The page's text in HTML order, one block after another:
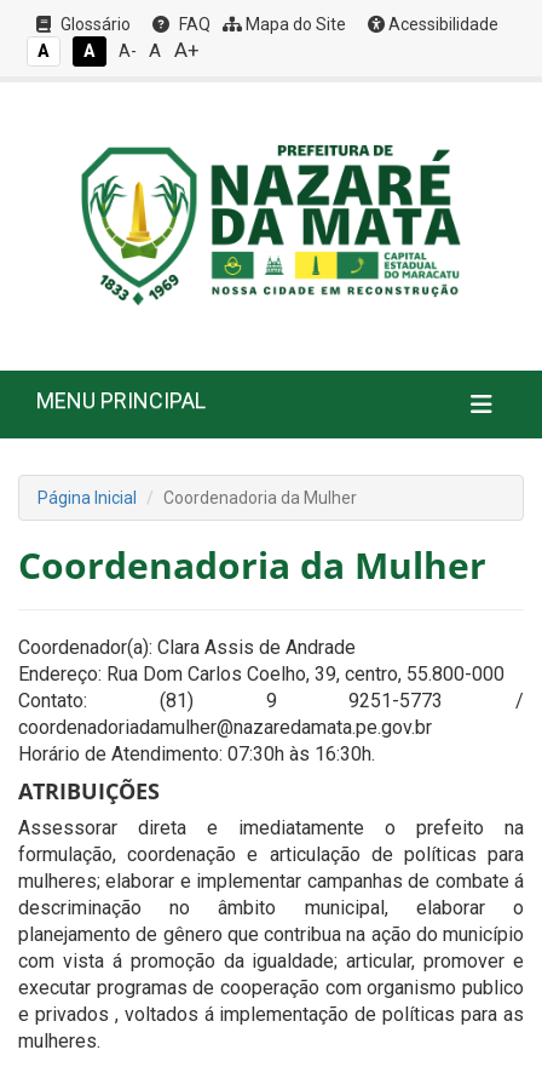
Glossário FAQ Mapa do Site
Acessibilidade
A
A A- A A+
MENU PRINCIPAL
Página Inicial Coordenadoria da Mulher
Coordenadoria da Mulher
Coordenador(a): Clara Assis de Andrade
Endereço: Rua Dom Carlos Coelho, 39, centro, 55.800-000
Contato: (81) 9 9251-5773 /
coordenadoriadamulher@nazaredamata.pe.gov.br
Horário de Atendimento: 07:30h às 16:30h.
ATRIBUIÇÕES
Assessorar direta e imediatamente o prefeito na
formulação, coordenação e articulação de políticas para
mulheres; elaborar e implementar campanhas de combate á
descriminação no âmbito municipal, elaborar o
planejamento de gênero que contribua na ação do município
com vista á promoção da igualdade; articular, promover e
executar programas de cooperação com organismo publico
e privados , voltados á implementação de políticas para as
mulheres.